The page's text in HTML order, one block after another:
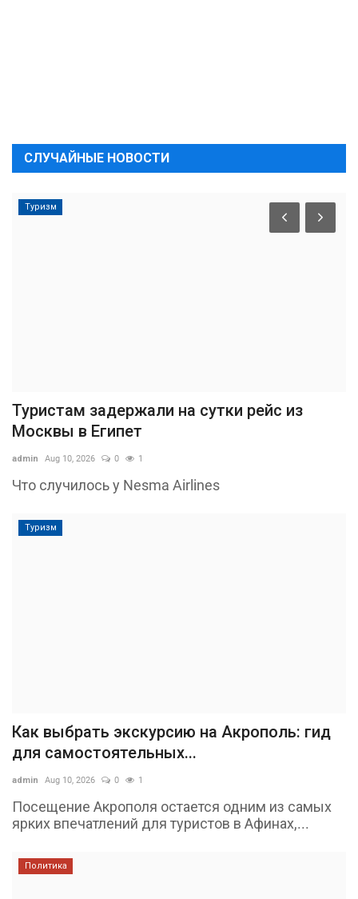
СЛУЧАЙНЫЕ НОВОСТИ
Туризм
Туристам задержали на сутки рейс из
Москвы в Египет
admin Aug 10, 2026 0 1
Что случилось у Nesma Airlines
Туризм
Как выбрать экскурсию на Акрополь: гид
для самостоятельных...
admin Aug 10, 2026 0 1
Посещение Акрополя остается одним из самых
ярких впечатлений для туристов в Афинах,...
Политика